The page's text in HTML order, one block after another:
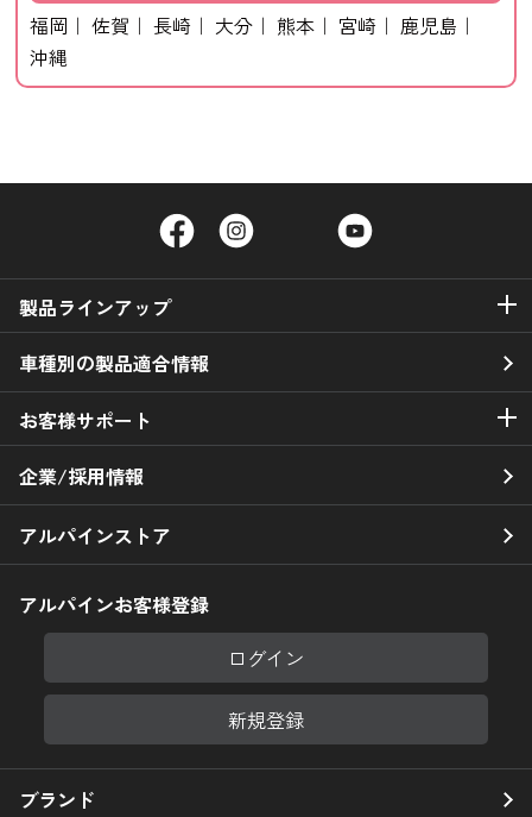
福岡
佐賀 長崎 大分 熊本 宮崎
鹿児島
沖縄
Facebook Twitter
製品ラインアップ
車種別の製品適合情報
お客様サポート
企業/採用情報
アルパインストア
アルパインお客様登録
ログイン
新規登録
ブランド